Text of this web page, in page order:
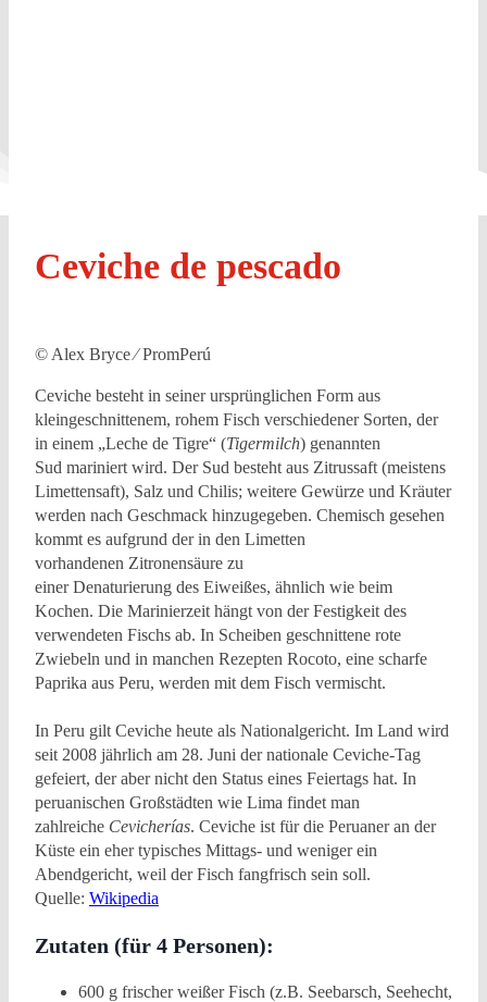
Ceviche de pescado
© Alex Bryce ⁄ PromPerú
Ceviche besteht in seiner ursprünglichen Form aus
kleingeschnittenem, rohem Fisch verschiedener Sorten, der
in einem „Leche de Tigre“ (Tigermilch) genannten
Sud mariniert wird. Der Sud besteht aus Zitrussaft (meistens
Limettensaft), Salz und Chilis; weitere Gewürze und Kräuter
werden nach Geschmack hinzugegeben. Chemisch gesehen
kommt es aufgrund der in den Limetten
vorhandenen Zitronensäure zu
einer Denaturierung des Eiweißes, ähnlich wie beim
Kochen. Die Marinierzeit hängt von der Festigkeit des
verwendeten Fischs ab. In Scheiben geschnittene rote
Zwiebeln und in manchen Rezepten Rocoto, eine scharfe
Paprika aus Peru, werden mit dem Fisch vermischt.
In Peru gilt Ceviche heute als Nationalgericht. Im Land wird
seit 2008 jährlich am 28. Juni der nationale Ceviche-Tag
gefeiert, der aber nicht den Status eines Feiertags hat. In
peruanischen Großstädten wie Lima findet man
zahlreiche Cevicherías. Ceviche ist für die Peruaner an der
Küste ein eher typisches Mittags- und weniger ein
Abendgericht, weil der Fisch fangfrisch sein soll.
Quelle: Wikipedia
Zutaten (für 4 Personen):
600 g frischer weißer Fisch (z.B. Seebarsch, Seehecht,